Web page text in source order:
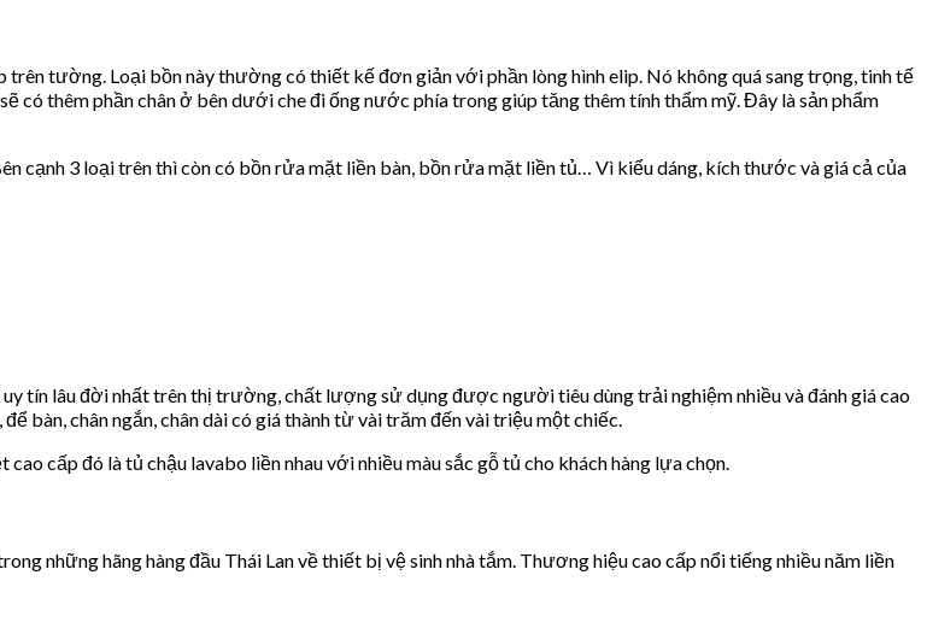
tường. Loại bồn này thường có thiết kế đơn giản với phần lòng hình elip. Nó không quá sang trọng, tinh tế
có thêm phần chân ở bên dưới che đi ống nước phía trong giúp tăng thêm tính thẩm mỹ. Đây là sản phẩm
cạnh 3 loại trên thì còn có bồn rửa mặt liền bàn, bồn rửa mặt liền tủ… Vì kiểu dáng, kích thước và giá cả của
tín lâu đời nhất trên thị trường, chất lượng sử dụng được người tiêu dùng trải nghiệm nhiều và đánh giá cao
bàn, chân ngắn, chân dài có giá thành từ vài trăm đến vài triệu một chiếc.
cấp đó là tủ chậu lavabo liền nhau với nhiều màu sắc gỗ tủ cho khách hàng lựa chọn.
những hãng hàng đầu Thái Lan về thiết bị vệ sinh nhà tắm. Thương hiệu cao cấp nổi tiếng nhiều năm liền